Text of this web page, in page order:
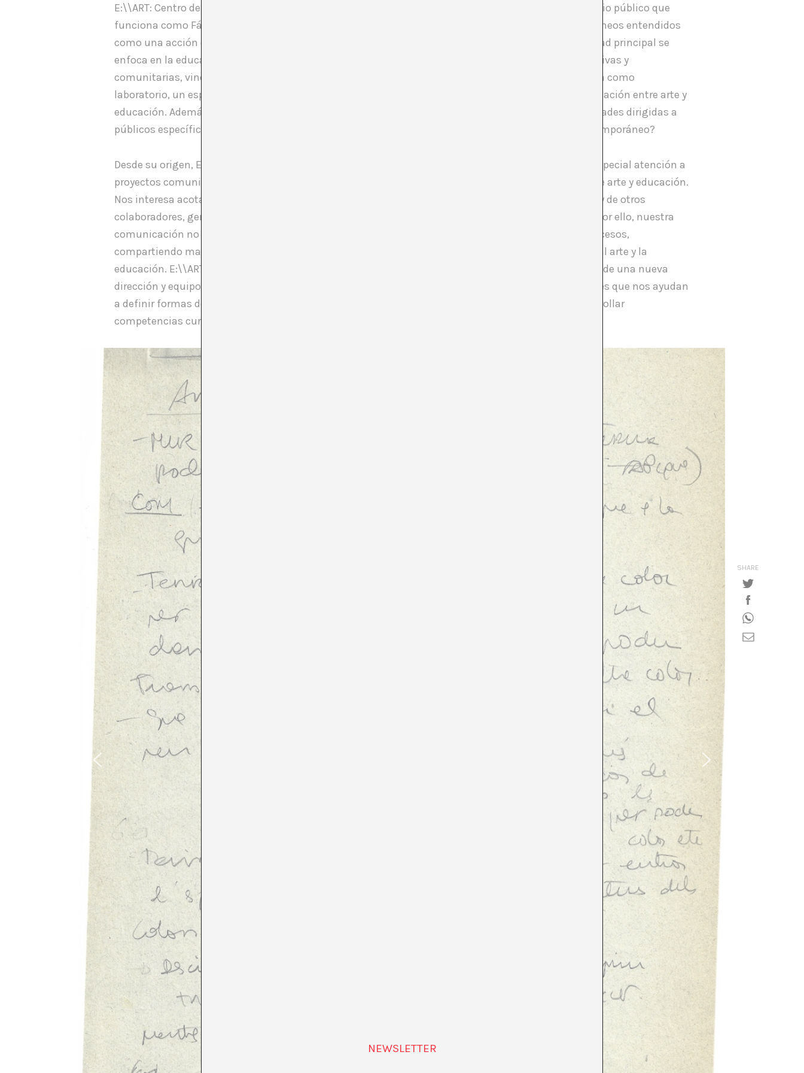
E:\\ART: Centro de mediación, educación y arte contemporáneo es una entidad con voluntad de servicio público que
funciona como Fábrica de Creación. Su labor se centra en el arte y los procesos creativos contemporáneos entendidos
como una acción educativa para fomentar la capacidad crítica y creativa de las personas y su actividad principal se
enfoca en la educación formal y no formal, así como en las prácticas culturales y artísticas colaborativas y
comunitarias, vinculando arte, educación y ciudadanía a través de procesos de mediación. EART opera como
laboratorio, un espacio de ensayo y error que abre nuevos caminos en la investigación y la experimentación entre arte y
educación. Además, desarrolla un programa de formación especializada, mediación cultural y actividades dirigidas a
públicos específicos. Sin embargo, ¿qué significa ser un centro de mediación, educación y arte contemporáneo?
Desde su origen, E:\\ART ha trabajado en la intersección entre procesos educativos y artísticos, con especial atención a
proyectos comunitarios, intergeneracionales y otros enfoques que permiten repensar la relación entre arte y educación.
Nos interesa acotar y enmarcar prácticas a partir del trabajo de artistas residentes en nuestro centro y de otros
colaboradores, generando un escenario para la investigación, el pensamiento y la práctica artística. Por ello, nuestra
comunicación no solo busca difundir las actividades que realizamos, sino también visibilizar los procesos,
compartiendo materiales que permitan reflexionar sobre el pensamiento y la investigación en torno al arte y la
educación. E:\\ART, lleva dos años rediseñando el Centro desde una nueva perspectiva, con la llegada de una nueva
dirección y equipo. En este proceso, hemos estructurado nuestro trabajo en cuatro ejes fundamentales que nos ayudan
a definir formas de mediación y a entender el arte contemporáneo como una herramienta para desarrollar
competencias curriculares mediante proyectos de carácter transversal.
SHARE
NEWSLETTER